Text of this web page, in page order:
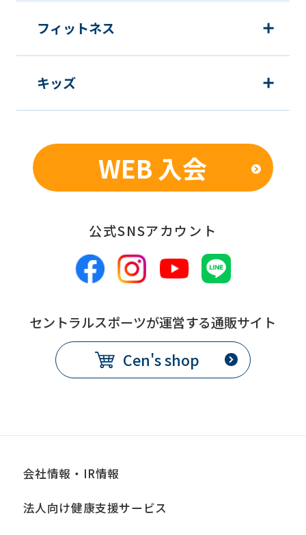
フィットネス
キッズ
WEB 入会
公式SNSアカウント
セントラルスポーツが運営する通販サイト
Cen's shop
会社情報・IR情報
法人向け健康支援サービス